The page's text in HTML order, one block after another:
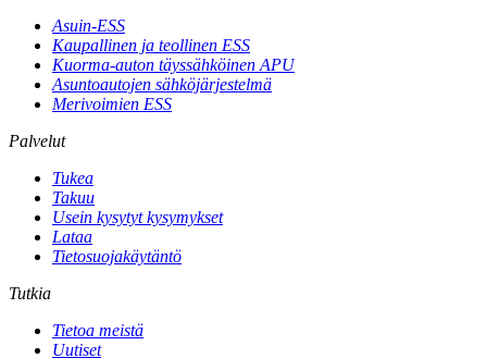
Asuin-ESS
Kaupallinen ja teollinen ESS
Kuorma-auton täyssähköinen APU
Asuntoautojen sähköjärjestelmä
Merivoimien ESS
Palvelut
Tukea
Takuu
Usein kysytyt kysymykset
Lataa
Tietosuojakäytäntö
Tutkia
Tietoa meistä
Uutiset